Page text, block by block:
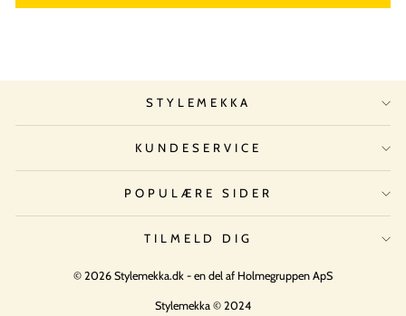
STYLEMEKKA
KUNDESERVICE
POPULÆRE SIDER
TILMELD DIG
© 2026 Stylemekka.dk - en del af Holmegruppen ApS
Stylemekka © 2024